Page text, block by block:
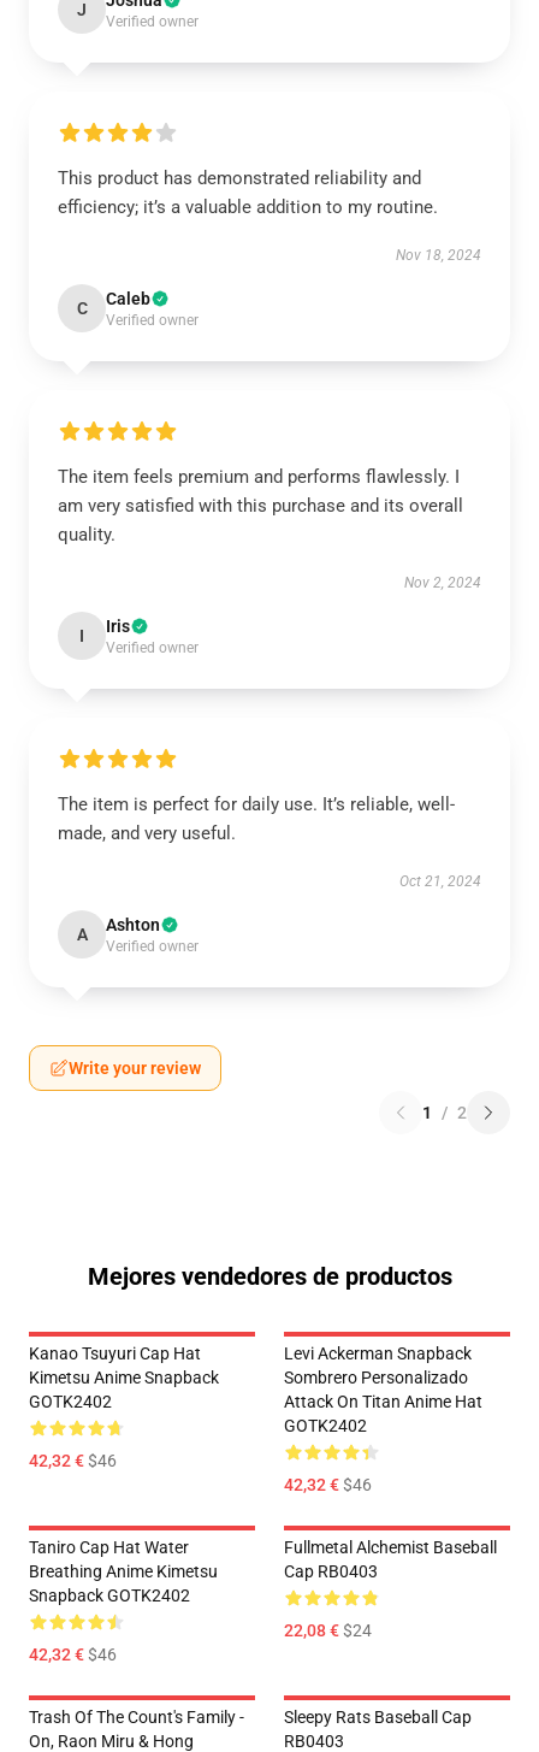
J
Verified owner
This product has demonstrated reliability and
efficiency; it’s a valuable addition to my routine.
Nov 18, 2024
C Caleb
Verified owner
The item feels premium and performs flawlessly. I
am very satisfied with this purchase and its overall
quality.
Nov 2, 2024
I Iris
Verified owner
The item is perfect for daily use. It’s reliable, well-
made, and very useful.
Oct 21, 2024
A Ashton
Verified owner
Write your review
1 / 2
Mejores vendedores de productos
Kanao Tsuyuri Cap Hat
Kimetsu Anime Snapback
GOTK2402
42,32 €$46
Levi Ackerman Snapback
Sombrero Personalizado
Attack On Titan Anime Hat
GOTK2402
42,32 €$46
Taniro Cap Hat Water
Breathing Anime Kimetsu
Snapback GOTK2402
42,32 €$46
Fullmetal Alchemist Baseball
Cap RB0403
22,08 €$24
Trash Of The Count's Family -
On, Raon Miru & Hong
Sleepy Rats Baseball Cap
RB0403